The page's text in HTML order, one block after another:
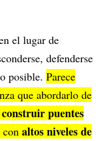
el lugar de
defenderse
posible. Parece
que abordarlo de
construir puentes
con altos niveles de